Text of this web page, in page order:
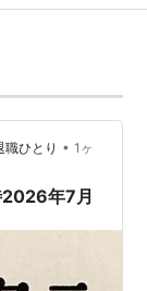
ひとり • 1ヶ
2026年7月